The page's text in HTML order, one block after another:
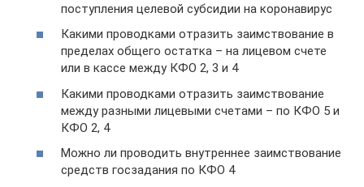
поступления целевой субсидии на коронавирус
Какими проводками отразить заимствование в
пределах общего остатка – на лицевом счете
или в кассе между КФО 2, 3 и 4
Какими проводками отразить заимствование
между разными лицевыми счетами – по КФО 5 и
КФО 2, 4
Можно ли проводить внутреннее заимствование
средств госзадания по КФО 4